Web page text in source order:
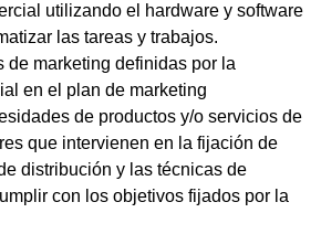
utilizando el hardware y software
las tareas y trabajos.
de marketing definidas por la
en el plan de marketing
de productos y/o servicios de
que intervienen en la fijación de
distribución y las técnicas de
con los objetivos fijados por la